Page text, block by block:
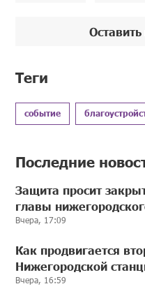
Теги
событие
Последние
Защита просит
главы
Вчера, 17:09
Как продвигается
Нижегородской
Вчера, 16:59